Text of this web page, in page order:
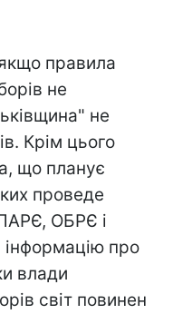
правила
не
не
Крім цього
що планує
проведе
ОБРЄ і
інформацію про
влади
світ повинен